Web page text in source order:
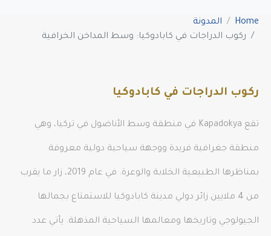
Home
المدونة
ركوب الدراجات في كابادوكيا: وسط المداخن الخرافية
ركوب الدراجات في كابادوكيا
تقع Kapadokya في منطقة وسط الأناضول في تركيا، وهي
منطقة جغرافية فريدة ووجهة سياحية دولية معروفة
بمناظرها الطبيعية الخلابة والوعرة. في عام 2019، زار ما يقرب
من 4 ملايين زائر دولي مدينة كابادوكيا للاستمتاع بجمالها
الجيولوجي وتاريخها ومعالمها السياحية المذهلة. يأتي عدد